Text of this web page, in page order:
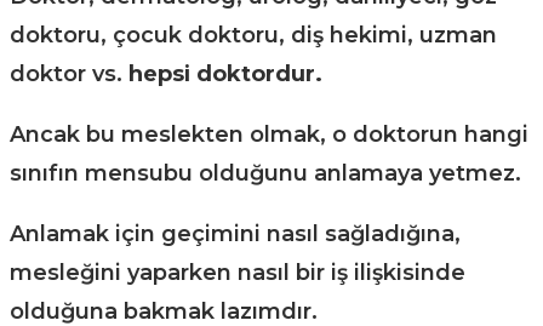
doktoru, çocuk doktoru, diş hekimi, uzman
doktor vs. hepsi doktordur.
Ancak bu meslekten olmak, o doktorun hangi
sınıfın mensubu olduğunu anlamaya yetmez.
Anlamak için geçimini nasıl sağladığına,
mesleğini yaparken nasıl bir iş ilişkisinde
olduğuna bakmak lazımdır.